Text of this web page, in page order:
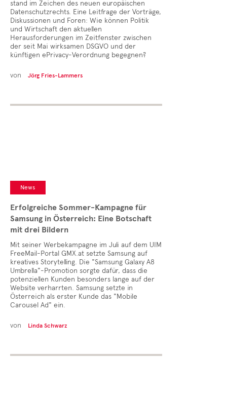
stand im Zeichen des neuen europäischen
Datenschutzrechts. Eine Leitfrage der Vorträge,
Diskussionen und Foren: Wie können Politik
und Wirtschaft den aktuellen
Herausforderungen im Zeitfenster zwischen
der seit Mai wirksamen DSGVO und der
künftigen ePrivacy-Verordnung begegnen?
von Jörg Fries-Lammers
News
Erfolgreiche Sommer-Kampagne für
Samsung in Österreich: Eine Botschaft
mit drei Bildern
Mit seiner Werbekampagne im Juli auf dem UIM
FreeMail-Portal GMX.at setzte Samsung auf
kreatives Storytelling. Die "Samsung Galaxy A8
Umbrella"-Promotion sorgte dafür, dass die
potenziellen Kunden besonders lange auf der
Website verharrten. Samsung setzte in
Österreich als erster Kunde das "Mobile
Carousel Ad" ein.
von Linda Schwarz